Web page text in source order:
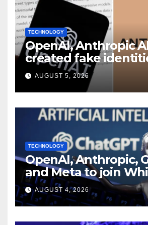
TECHNOLOGY
OpenAI, Anthropic
created fake
during UK cyber
Report
AUGUST 5, 2026
TECHNOLOGY
OpenAI, Anthropic,
and Meta to join
House AI security
AUGUST 4, 2026